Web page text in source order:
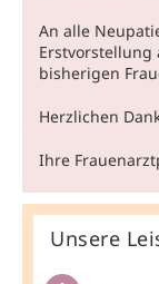
An alle
Erstvorstellung
bisherigen
Herzlichen
Ihre
Unsere